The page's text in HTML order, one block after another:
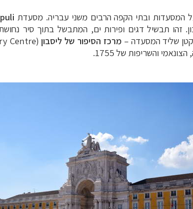
המסעדות ובתי הקפה הרבים משני עבריה. מסעדת
זהו תבשיל דגים ופירות ים, המתבשל בתוך סיר
שליד המסעדה– מרכז הסיפור של ליסבון(
Centre
והשריפות של 1755.